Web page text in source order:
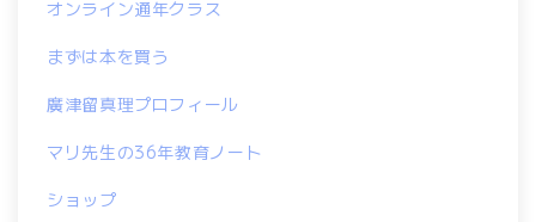
オンライン通年クラス
まずは本を買う
廣津留真理プロフィール
マリ先生の36年教育ノート
ショップ